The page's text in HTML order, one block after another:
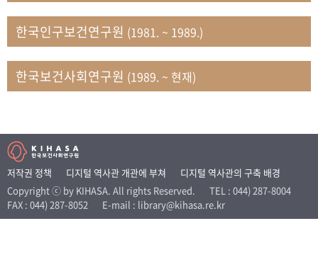
VR 역사관
문현상
가족복지연구실 인구가족연구팀
박인화
보건정책연구실
박재빈
연구부 인구역학담당실
변종화
보건정책연구실 건강증진팀
송건용
보건정책연구실
송태민
정보통계연구실 빅데이터연구센터
신희설
사업개발부 국제협력연구실
이규식
의료보험연구실
이문기
훈련부
한국인구보건연구원 (1981. ~ 1989.)
한국보건사회연구원 (1989. ~ 현재)
저작권 정책 디지털 역사관 개관에 부쳐
디지털 역사관의 구축 배경
Copyright ⓒ by KIHASA. All rights Reserved.
TEL : 044) 287-8004
FAX : 044) 287-8052
E-mail : library@kihasa.re.kr